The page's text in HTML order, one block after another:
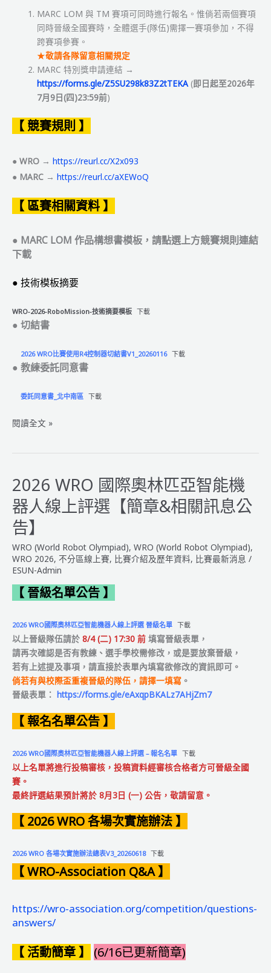
MARC LOM 與 TM 賽項可同時進行報名。惟倘若兩個賽項
同時晉級全國賽時，全體選手(隊伍)需擇一賽項參加，不得
跨賽項參賽。
★敬請各隊留意相關規定
MARC 特別獎申請連結 →
https://forms.gle/Z5SU298k83Z2tTEKA(即日起至2026年
7月9日(四)23:59前)
【競賽規則 】
● WRO → https://reurl.cc/X2x093
● MARC → https://reurl.cc/aXEWoQ
【 區賽相關資料 】
● MARC LOM 作品構想書模板，請點選上方競賽規則連結
下載
● 技術模板摘要
WRO-2026-RoboMission-技術摘要模板 下載
● 切結書
2026 WRO比賽使用R4控制器切結書V1_20260116 下載
● 教練委託同意書
委託同意書_北中南區 下載
2026
奧
林
匹
亞
智
能
機
器
聯
賽
【區
賽
日
程
&
簡
章】
閱讀全文 »
2026 WRO 國際奧林匹亞智能機
器人線上評選【簡章&相關訊息公
告】
WRO (World Robot Olympiad), WRO (World Robot Olympiad),
WRO 2026, 不分區線上賽, 比賽介紹及歷年資料, 比賽最新消息 /
ESUN-Admin
【 晉級名單公告 】
2026 WRO國際奧林匹亞智能機器人線上評選 晉級名單 下載
以上晉級隊伍請於 8/4 (二) 17:30 前 填寫晉級表單，
請再次確認是否有教練、選手學校需修改，或是要放棄晉級，
若有上述提及事項，請直接於表單內填寫欲修改的資訊即可。
倘若有與校際盃重複晉級的隊伍，請擇一填寫 。
晉級表單： https://forms.gle/eAxqpBKALz7AHjZm7
【 報名名單公告 】
2026 WRO國際奧林匹亞智能機器人線上評選 – 報名名單 下載
以上名單將進行投稿審核， 投稿資料經審核合格者方可晉級全國
賽 。
最終評選結果預計將於 8月3日 (一) 公告，敬請留意。
【 2026 WRO 各場次實施辦法 】
2026 WRO 各場次實施辦法總表V3_20260618 下載
【 WRO-Association Q&A 】
https://wro-association.org/competition/questions-
answers/
【 活動簡章 】 (6/16已更新簡章)